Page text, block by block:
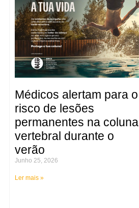
Médicos alertam para o
risco de lesões
permanentes na coluna
vertebral durante o
verão
Junho 25, 2026
Ler mais »